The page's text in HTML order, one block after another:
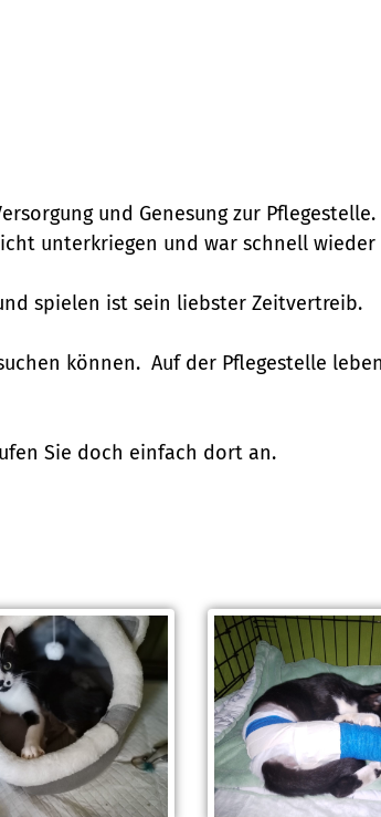
und Genesung zur Pflegestelle.
unterkriegen und war schnell wieder
spielen ist sein liebster Zeitvertreib.
können. Auf der Pflegestelle
Sie doch einfach dort an.